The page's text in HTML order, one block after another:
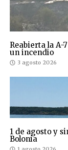
Reabierta la
un incendio
3 agosto 2026
1 de agosto y
Bolonia